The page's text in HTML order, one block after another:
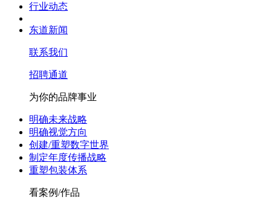
行业动态
东道新闻
联系我们
招聘通道
为你的品牌事业
明确未来战略
明确视觉方向
创建/重塑数字世界
制定年度传播战略
重塑包装体系
看案例/作品